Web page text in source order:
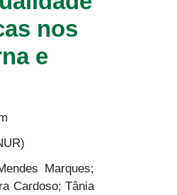
nos
e
Marques;
Cardoso; Tânia